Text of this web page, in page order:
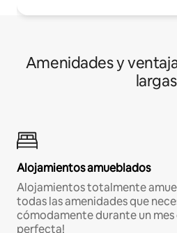
Amenidades y
largas
Alojamientos amueblados
Alojamientos totalmente
todas las amenidades que
cómodamente durante un mes
perfecta!